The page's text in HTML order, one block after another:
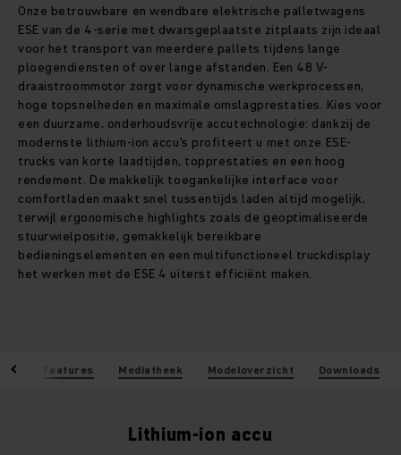
Onze betrouwbare en wendbare elektrische palletwagens
ESE van de 4-serie met dwarsgeplaatste zitplaats zijn ideaal
voor het transport van meerdere pallets tijdens lange
ploegendiensten of over lange afstanden. Een 48 V-
draaistroommotor zorgt voor dynamische werkprocessen,
hoge topsnelheden en maximale omslagprestaties. Kies voor
een duurzame, onderhoudsvrije accutechnologie: dankzij de
modernste lithium-ion accu's profiteert u met onze ESE-
trucks van korte laadtijden, topprestaties en een hoog
rendement. De makkelijk toegankelijke interface voor
comfortladen maakt snel tussentijds laden altijd mogelijk,
terwijl ergonomische highlights zoals de geoptimaliseerde
stuurwielpositie, gemakkelijk bereikbare
bedieningselementen en een multifunctioneel truckdisplay
het werken met de ESE 4 uiterst efficiënt maken.
Features Mediatheek Modeloverzicht Downloads
Lithium-ion accu